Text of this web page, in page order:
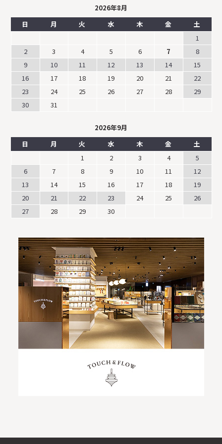
2026年8月
日
月 火 水 木 金
土
1
2
3 4 5 6 7
8
9
10 11 12 13 14
15
16
17 18 19 20 21
22
23
24 25 26 27 28
29
30
31
2026年9月
日
月 火 水 木 金
土
1
2 3 4
5
6
7 8 9 10 11
12
13
14 15 16 17 18
19
20
21 22 23 24 25
26
27
28 29 30